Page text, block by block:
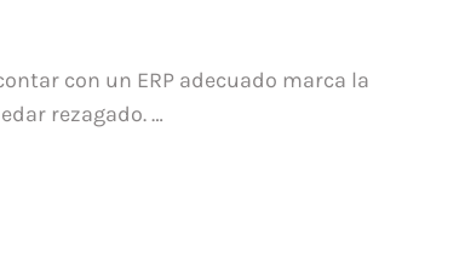
con un ERP adecuado marca la
rezagado. …